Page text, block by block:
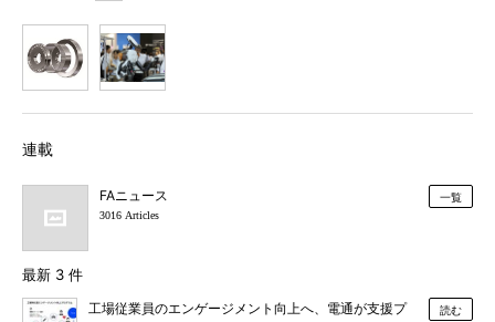
連載
FAニュース
3016 Articles
一覧
最新 3 件
工場従業員のエンゲージメント向上へ、電通が支援プ
読む